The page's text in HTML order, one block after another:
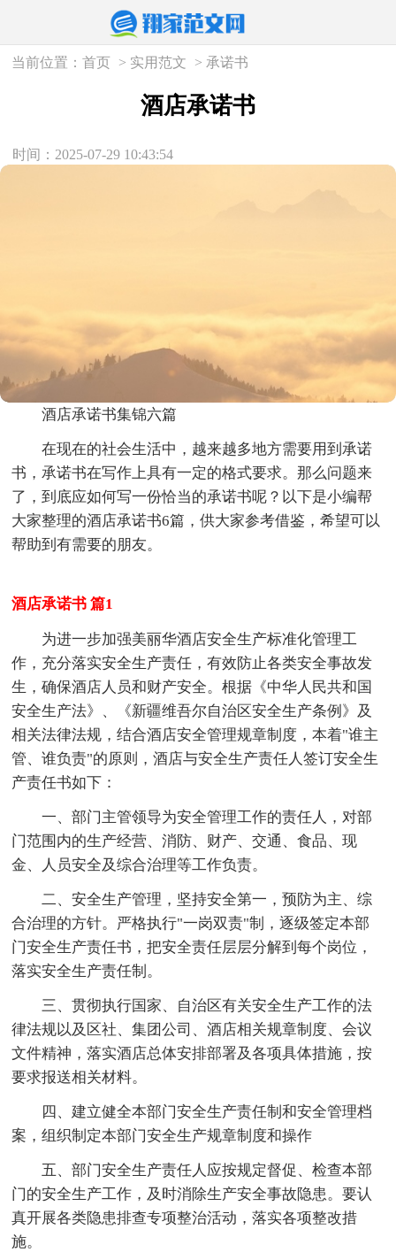
当前位置：首页 > 实用范文 > 承诺书
酒店承诺书
时间：2025-07-29 10:43:54
酒店承诺书集锦六篇
在现在的社会生活中，越来越多地方需要用到承诺
书，承诺书在写作上具有一定的格式要求。那么问题来
了，到底应如何写一份恰当的承诺书呢？以下是小编帮
大家整理的酒店承诺书6篇，供大家参考借鉴，希望可以
帮助到有需要的朋友。
酒店承诺书 篇1
为进一步加强美丽华酒店安全生产标准化管理工
作，充分落实安全生产责任，有效防止各类安全事故发
生，确保酒店人员和财产安全。根据《中华人民共和国
安全生产法》、《新疆维吾尔自治区安全生产条例》及
相关法律法规，结合酒店安全管理规章制度，本着"谁主
管、谁负责"的原则，酒店与安全生产责任人签订安全生
产责任书如下：
一、部门主管领导为安全管理工作的责任人，对部
门范围内的生产经营、消防、财产、交通、食品、现
金、人员安全及综合治理等工作负责。
二、安全生产管理，坚持安全第一，预防为主、综
合治理的方针。严格执行"一岗双责"制，逐级签定本部
门安全生产责任书，把安全责任层层分解到每个岗位，
落实安全生产责任制。
三、贯彻执行国家、自治区有关安全生产工作的法
律法规以及区社、集团公司、酒店相关规章制度、会议
文件精神，落实酒店总体安排部署及各项具体措施，按
要求报送相关材料。
四、建立健全本部门安全生产责任制和安全管理档
案，组织制定本部门安全生产规章制度和操作
五、部门安全生产责任人应按规定督促、检查本部
门的安全生产工作，及时消除生产安全事故隐患。要认
真开展各类隐患排查专项整治活动，落实各项整改措
施。